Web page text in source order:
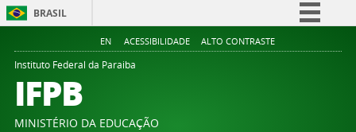
BRASIL
Simplifique!
EN ACESSIBILIDADE ALTO CONTRASTE
Instituto Federal da Paraiba
IFPB
MINISTÉRIO DA EDUCAÇÃO